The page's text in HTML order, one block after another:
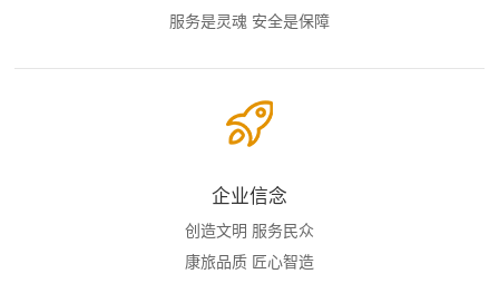
服务是灵魂 安全是保障
企业信念
创造文明 服务民众
康旅品质 匠心智造